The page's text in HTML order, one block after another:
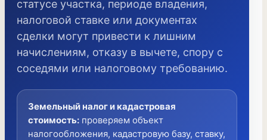
статусе участка, периоде владения,
налоговой ставке или документах
сделки могут привести к лишним
начислениям, отказу в вычете, спору с
соседями или налоговому требованию.
Земельный налог и кадастровая
стоимость: проверяем объект
налогообложения, кадастровую базу, ставку,